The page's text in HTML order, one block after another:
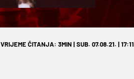
VRIJEME ČITANJA: 3MIN | SUB. 07.08.21. | 17:11